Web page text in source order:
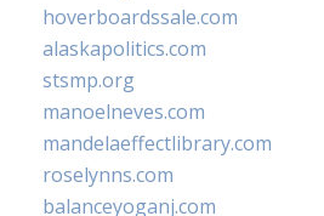
hoverboardssale.com
alaskapolitics.com
stsmp.org
manoelneves.com
mandelaeffectlibrary.com
roselynns.com
balanceyoganj.com